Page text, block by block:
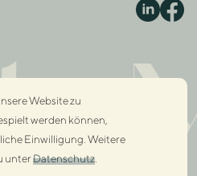
Website zu
werden können,
Einwilligung. Weitere
unterDatenschutz